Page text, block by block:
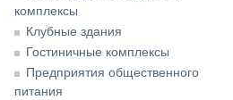
комплексы
Клубные здания
Гостиничные комплексы
Предприятия общественного
питания